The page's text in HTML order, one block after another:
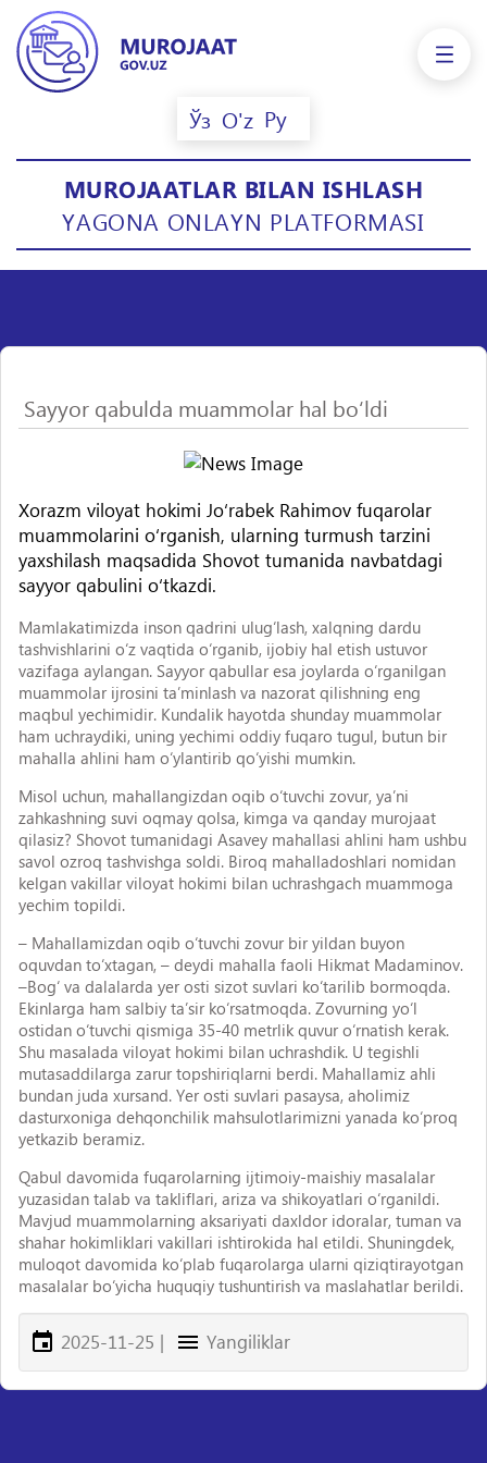
MUROJAATLAR BILAN ISHLASH
YAGONA ONLAYN PLATFORMASI
Ўз O'z Ру
Sayyor qabulda muammolar hal bo‘ldi
Xorazm viloyat hokimi Jo‘rabek Rahimov fuqarolar
muammolarini o‘rganish, ularning turmush tarzini
yaxshilash maqsadida Shovot tumanida navbatdagi
sayyor qabulini o‘tkazdi.
Mamlakatimizda inson qadrini ulug‘lash, xalqning dardu
tashvishlarini o‘z vaqtida o‘rganib, ijobiy hal etish ustuvor
vazifaga aylangan. Sayyor qabullar esa joylarda o‘rganilgan
muammolar ijrosini ta’minlash va nazorat qilishning eng
maqbul yechimidir. Kundalik hayotda shunday muammolar
ham uchraydiki, uning yechimi oddiy fuqaro tugul, butun bir
mahalla ahlini ham o‘ylantirib qo‘yishi mumkin.
Misol uchun, mahallangizdan oqib o‘tuvchi zovur, ya’ni
zahkashning suvi oqmay qolsa, kimga va qanday murojaat
qilasiz? Shovot tumanidagi Asavey mahallasi ahlini ham ushbu
savol ozroq tashvishga soldi. Biroq mahalladoshlari nomidan
kelgan vakillar viloyat hokimi bilan uchrashgach muammoga
yechim topildi.
– Mahallamizdan oqib o‘tuvchi zovur bir yildan buyon
oquvdan to‘xtagan, – deydi mahalla faoli Hikmat Madaminov.
–Bog‘ va dalalarda yer osti sizot suvlari ko‘tarilib bormoqda.
Ekinlarga ham salbiy ta’sir ko‘rsatmoqda. Zovurning yo‘l
ostidan o‘tuvchi qismiga 35-40 metrlik quvur o‘rnatish kerak.
Shu masalada viloyat hokimi bilan uchrashdik. U tegishli
mutasaddilarga zarur topshiriqlarni berdi. Mahallamiz ahli
bundan juda xursand. Yer osti suvlari pasaysa, aholimiz
dasturxoniga dehqonchilik mahsulotlarimizni yanada ko‘proq
yetkazib beramiz.
Qabul davomida fuqarolarning ijtimoiy-maishiy masalalar
yuzasidan talab va takliflari, ariza va shikoyatlari o‘rganildi.
Mavjud muammolarning aksariyati daxldor idoralar, tuman va
shahar hokimliklari vakillari ishtirokida hal etildi. Shuningdek,
muloqot davomida ko‘plab fuqarolarga ularni qiziqtirayotgan
masalalar bo‘yicha huquqiy tushuntirish va maslahatlar berildi.
2025-11-25 | Yangiliklar